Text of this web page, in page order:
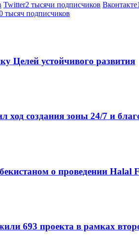
Twitter2 тысячи подписчиков Вконтакте
тысяч подписчиков
Целей устойчивого развития
создания зоны 24/7 и
о проведении Halal
693 проекта в рамках